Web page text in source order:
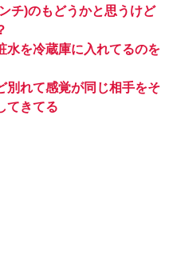
チ)のもどうかと思うけど
水を冷蔵庫に入れてるのを
別れて感覚が同じ相手をそ
てきてる